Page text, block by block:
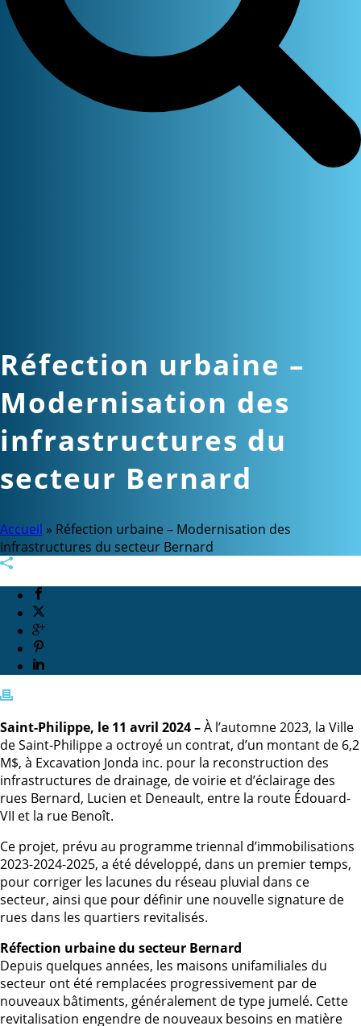
Réfection urbaine –
Modernisation des
infrastructures du
secteur Bernard
Accueil » Réfection urbaine – Modernisation des
infrastructures du secteur Bernard
Saint-Philippe, le 11 avril 2024 –À l’automne 2023, la Ville
de Saint-Philippe a octroyé un contrat, d’un montant de 6,2
M$, à Excavation Jonda inc. pour la reconstruction des
infrastructures de drainage, de voirie et d’éclairage des
rues Bernard, Lucien et Deneault, entre la route Édouard-
VII et la rue Benoît.
Ce projet, prévu au programme triennal d’immobilisations
2023-2024-2025, a été développé, dans un premier temps,
pour corriger les lacunes du réseau pluvial dans ce
secteur, ainsi que pour définir une nouvelle signature de
rues dans les quartiers revitalisés.
Réfection urbaine du secteur Bernard
Depuis quelques années, les maisons unifamiliales du
secteur ont été remplacées progressivement par de
nouveaux bâtiments, généralement de type jumelé. Cette
revitalisation engendre de nouveaux besoins en matière